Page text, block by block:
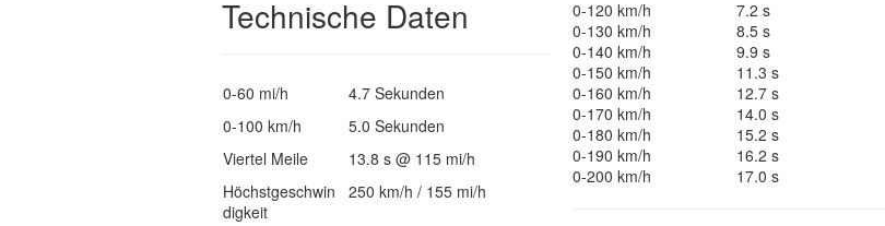
Technische Daten
0-60 mi/h
4.7 Sekunden
0-100 km/h
5.0 Sekunden
Viertel Meile
13.8 s @ 115 mi/h
Höchstgeschwin
digkeit
250 km/h / 155 mi/h
0-120 km/h
7.2 s
0-130 km/h
8.5 s
0-140 km/h
9.9 s
0-150 km/h
11.3 s
0-160 km/h
12.7 s
0-170 km/h
14.0 s
0-180 km/h
15.2 s
0-190 km/h
16.2 s
0-200 km/h
17.0 s